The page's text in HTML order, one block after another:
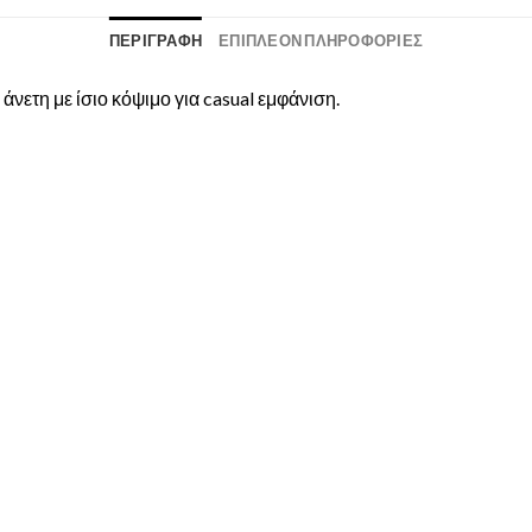
ΠΕΡΙΓΡΑΦΉ ΕΠΙΠΛΈΟΝ ΠΛΗΡΟΦΟΡΊΕΣ
με ίσιο κόψιμο για casual εμφάνιση.